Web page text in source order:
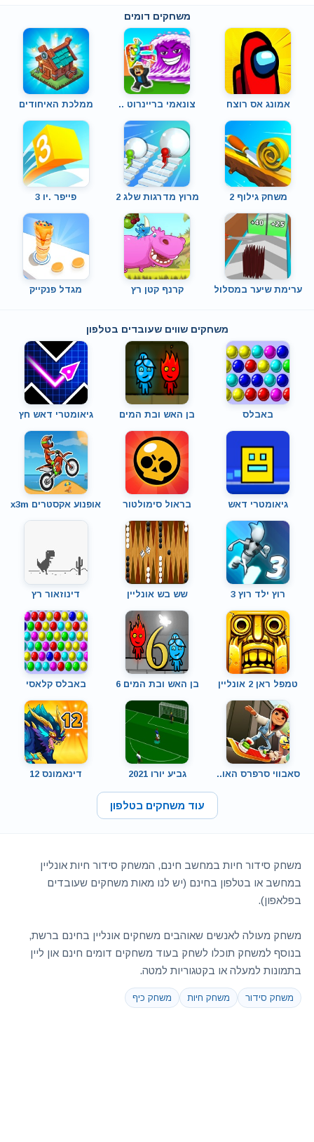
משחקים דומים
אמונג אס רוצח צונאמי בריינרוט .. ממלכת האיחודים
משחק גילוף 2 מרוץ מדרגות שלג 2 פייפר .יו 3
ערימת שיער במסלול קרנף קטן רץ מגדל פנקייק
משחקים שווים שעובדים בטלפון
באבלס בן האש ובת המים גיאומטרי דאש חץ
גיאומטרי דאש בראול סימולטור אופנוע אקסטרים x3m
רוץ ילד רוץ 3 שש בש אונליין דינוזאור רץ
טמפל ראן 2 אונליין בן האש ובת המים 6 באבלס קלאסי
סאבווי סרפרס האו.. גביע יורו 2021 דינאמונס 12
עוד משחקים בטלפון
משחק סידור חיות במחשב חינם, המשחק סידור חיות אונליין
במחשב או בטלפון בחינם (יש לנו מאות משחקים שעובדים
בפלאפון).
משחק מעולה לאנשים שאוהבים משחקים אונליין בחינם ברשת,
בנוסף למשחק תוכלו לשחק בעוד משחקים דומים חינם און ליין
בתמונות למעלה או בקטגוריות למטה.
משחק סידור משחק חיות משחק כיף